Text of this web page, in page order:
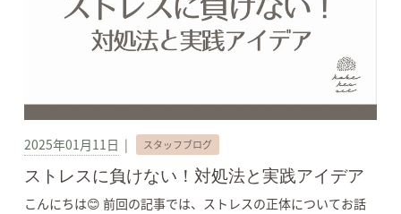
2025年01月11日 | スタッフブログ
ストレスに負けない！対処法と実践アイデア
こんにちは😊 前回の記事では、ストレスの正体についてお話